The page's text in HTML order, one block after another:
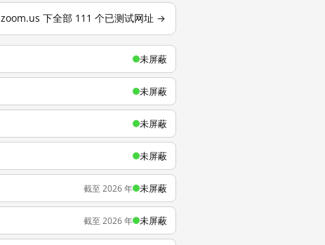
zoom.us 下全部 111 个已测试网址 →
未屏蔽
未屏蔽
未屏蔽
未屏蔽
截至 2026 年 未屏蔽
截至 2026 年 未屏蔽